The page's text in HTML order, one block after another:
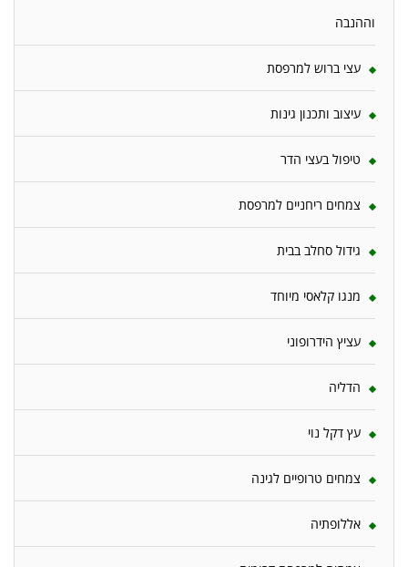
וההנבה
עצי ברוש למרפסת
עיצוב ותכנון גינות
טיפול בעצי הדר
צמחים ריחניים למרפסת
גידול סחלב בבית
מנגו קלאסי מיוחד
עציץ הידרופוני
הדליה
עץ דקל נוי
צמחים טרופיים לגינה
אללופתיה